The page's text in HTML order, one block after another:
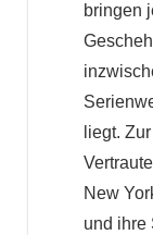
bringen
liegt.
New
und ihre